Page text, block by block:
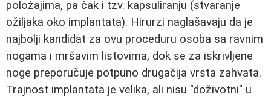
položajima, pa čak i tzv. kapsuliranju (stvaranje
ožiljaka oko implantata). Hirurzi naglašavaju da je
najbolji kandidat za ovu proceduru osoba sa ravnim
nogama i mršavim listovima, dok se za iskrivljene
noge preporučuje potpuno drugačija vrsta zahvata.
Trajnost implantata je velika, ali nisu "doživotni" u